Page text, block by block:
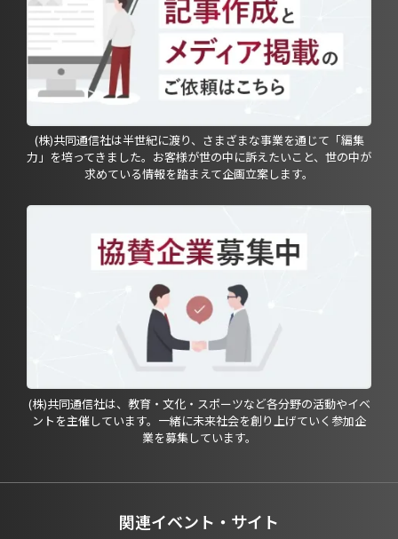
(株)共同通信社は半世紀に渡り、さまざまな事業を通じて「編集
力」を培ってきました。お客様が世の中に訴えたいこと、世の中が
求めている情報を踏まえて企画立案します。
(株)共同通信社は、教育・文化・スポーツなど各分野の活動やイベ
ントを主催しています。一緒に未来社会を創り上げていく参加企
業を募集しています。
関連イベント・サイト